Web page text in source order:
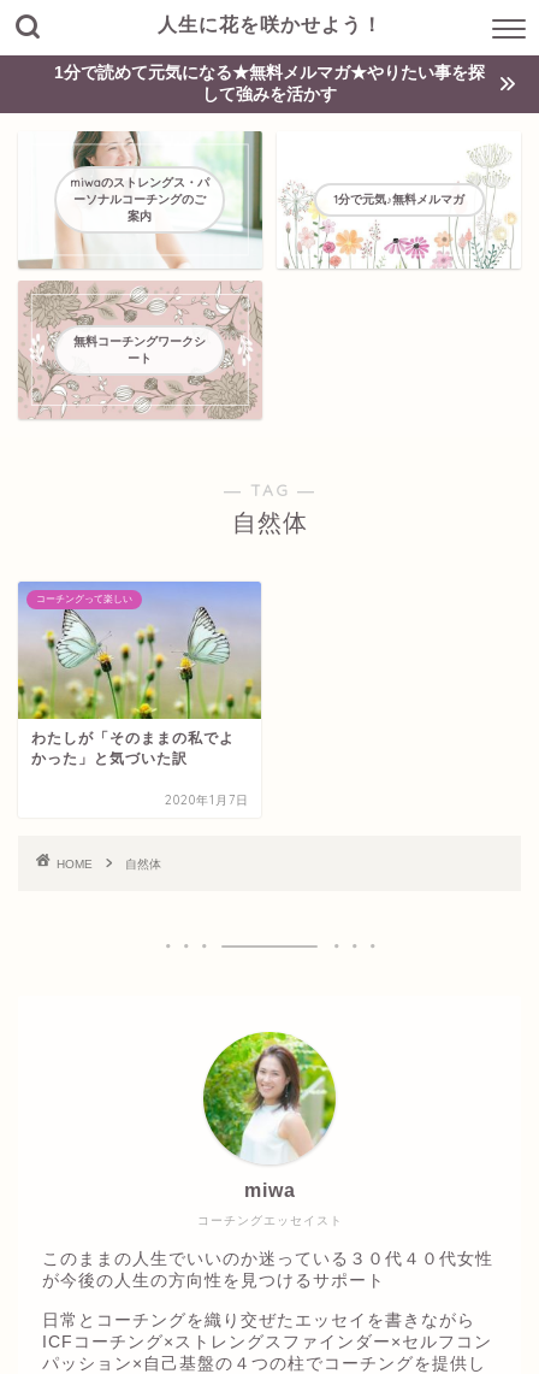
人生に花を咲かせよう！
1分で読めて元気になる★無料メルマガ★やりたい事を探
して強みを活かす
miwaのストレングス・パ
ーソナルコーチングのご
案内
1分で元気♪無料メルマガ
無料コーチングワークシ
ート
― TAG ―
自然体
コーチングって楽しい
わたしが「そのままの私でよ
かった」と気づいた訳
2020年1月7日
HOME 自然体
コーチングエッセイスト
miwa
このままの人生でいいのか迷っている３０代４０代女性
が今後の人生の方向性を見つけるサポート
日常とコーチングを織り交ぜたエッセイを書きながら
ICFコーチング×ストレングスファインダー×セルフコン
パッション×自己基盤の４つの柱でコーチングを提供し